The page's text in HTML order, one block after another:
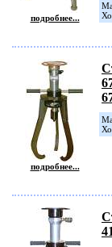
подробнее...
подробнее...